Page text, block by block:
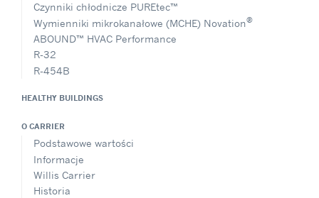
Czynniki chłodnicze PUREtec™
Wymienniki mikrokanałowe (MCHE) Novation®
ABOUND™ HVAC Performance
R-32
R-454B
HEALTHY BUILDINGS
O CARRIER
Podstawowe wartości
Informacje
Willis Carrier
Historia